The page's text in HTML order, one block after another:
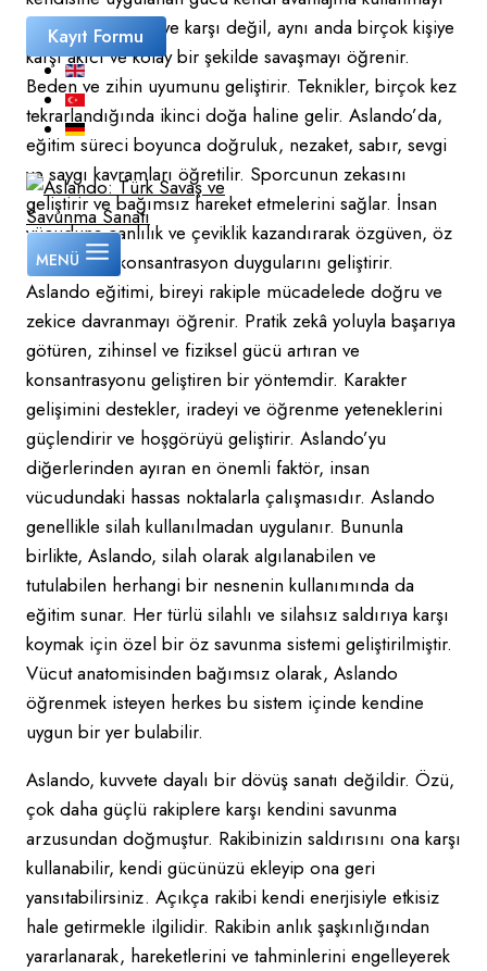
Kayıt Formu
EN
TR
DE
MENÜ
ve sadece bir kişiye karşı değil, aynı anda birçok kişiye
karşı akıcı ve kolay bir şekilde savaşmayı öğrenir.
Beden ve zihin uyumunu geliştirir. Teknikler, birçok kez
tekrarlandığında ikinci doğa haline gelir. Aslando’da,
eğitim süreci boyunca doğruluk, nezaket, sabır, sevgi
ve saygı kavramları öğretilir. Sporcunun zekasını
geliştirir ve bağımsız hareket etmelerini sağlar. İnsan
vücuduna canlılık ve çeviklik kazandırarak özgüven, öz
denetim ve konsantrasyon duygularını geliştirir.
Aslando eğitimi, bireyi rakiple mücadelede doğru ve
zekice davranmayı öğrenir. Pratik zekâ yoluyla başarıya
götüren, zihinsel ve fiziksel gücü artıran ve
konsantrasyonu geliştiren bir yöntemdir. Karakter
gelişimini destekler, iradeyi ve öğrenme yeteneklerini
güçlendirir ve hoşgörüyü geliştirir. Aslando’yu
diğerlerinden ayıran en önemli faktör, insan
vücudundaki hassas noktalarla çalışmasıdır. Aslando
genellikle silah kullanılmadan uygulanır. Bununla
birlikte, Aslando, silah olarak algılanabilen ve
tutulabilen herhangi bir nesnenin kullanımında da
eğitim sunar. Her türlü silahlı ve silahsız saldırıya karşı
koymak için özel bir öz savunma sistemi geliştirilmiştir.
Vücut anatomisinden bağımsız olarak, Aslando
öğrenmek isteyen herkes bu sistem içinde kendine
uygun bir yer bulabilir.
Aslando, kuvvete dayalı bir dövüş sanatı değildir. Özü,
çok daha güçlü rakiplere karşı kendini savunma
arzusundan doğmuştur. Rakibinizin saldırısını ona karşı
kullanabilir, kendi gücünüzü ekleyip ona geri
yansıtabilirsiniz. Açıkça rakibi kendi enerjisiyle etkisiz
hale getirmekle ilgilidir. Rakibin anlık şaşkınlığından
yararlanarak, hareketlerini ve tahminlerini engelleyerek